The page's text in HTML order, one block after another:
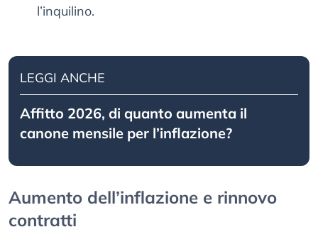
l’inquilino.
LEGGI ANCHE
Affitto 2026, di quanto aumenta il
canone mensile per l’inflazione?
Aumento dell’inflazione e rinnovo
contratti